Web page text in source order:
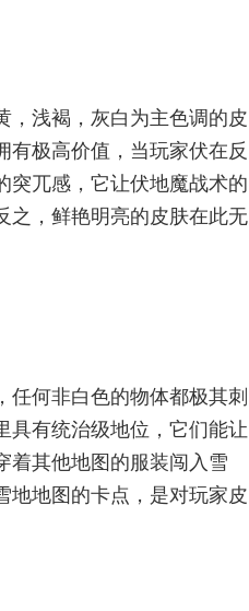
，浅褐，灰白为主色调的皮
有极高价值，当玩家伏在反
突兀感，它让伏地魔战术的
之，鲜艳明亮的皮肤在此无
任何非白色的物体都极其刺
具有统治级地位，它们能让
着其他地图的服装闯入雪
地地图的卡点，是对玩家皮